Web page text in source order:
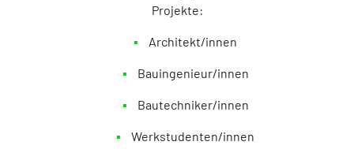
Projekte:
Architekt/innen
Bauingenieur/innen
Bautechniker/innen
Werkstudenten/innen